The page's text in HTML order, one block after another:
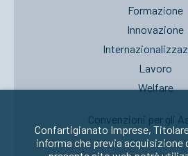
Formazione
Innovazione
Lavoro
Welfare
Convenzioni per gli
Confartigianato Imprese,
informa che previa acquisizione